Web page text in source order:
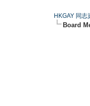
HKGAY 同志
Board